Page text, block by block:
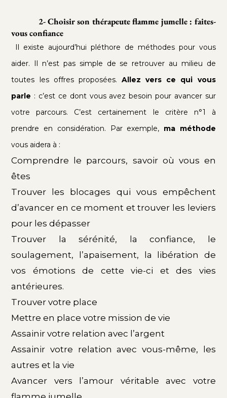
2- Choisir son thérapeute flamme jumelle : faites-
vous confiance
Il existe aujourd’hui pléthore de méthodes pour vous
aider. Il n’est pas simple de se retrouver au milieu de
toutes les offres proposées. Allez vers ce qui vous
parle : c’est ce dont vous avez besoin pour avancer sur
votre parcours. C’est certainement le critère n°1 à
prendre en considération. Par exemple, ma méthode
vous aidera à :
Comprendre le parcours, savoir où vous en
êtes
Trouver les blocages qui vous empêchent
d’avancer en ce moment et trouver les leviers
pour les dépasser
Trouver la sérénité, la confiance, le
soulagement, l’apaisement, la libération de
vos émotions de cette vie-ci et des vies
antérieures.
Trouver votre place
Mettre en place votre mission de vie
Assainir votre relation avec l’argent
Assainir votre relation avec vous-même, les
autres et la vie
Avancer vers l’amour véritable avec votre